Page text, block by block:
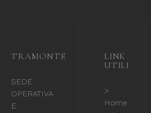
TRAMONTE
SEDE
OPERATIVA
E
LINK
UTILI
>
Home